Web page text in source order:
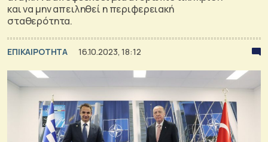
και να μην απειληθεί η περιφερειακή
σταθερότητα.
ΕΠΙΚΑΙΡΟΤΗΤΑ 16.10.2023, 18:12